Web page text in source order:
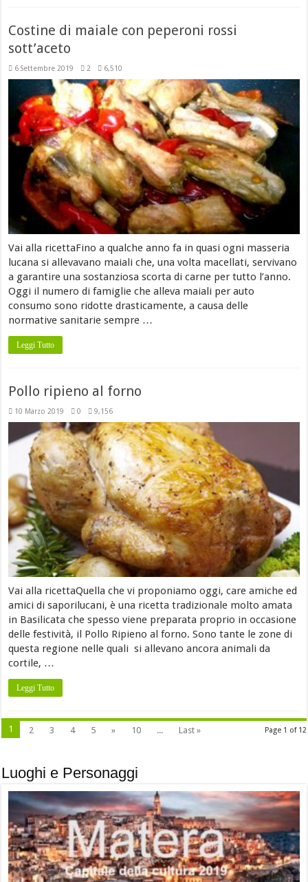
Costine di maiale con peperoni rossi
sott’aceto
6 Settembre 2019 2 6,510
Vai alla ricettaFino a qualche anno fa in quasi ogni masseria
lucana si allevavano maiali che, una volta macellati, servivano
a garantire una sostanziosa scorta di carne per tutto l’anno.
Oggi il numero di famiglie che alleva maiali per auto
consumo sono ridotte drasticamente, a causa delle
normative sanitarie sempre …
Leggi Tutto
Pollo ripieno al forno
10 Marzo 2019 0 9,156
Vai alla ricettaQuella che vi proponiamo oggi, care amiche ed
amici di saporilucani, è una ricetta tradizionale molto amata
in Basilicata che spesso viene preparata proprio in occasione
delle festività, il Pollo Ripieno al forno. Sono tante le zone di
questa regione nelle quali si allevano ancora animali da
cortile, …
Leggi Tutto
Page 1 of 12
1 2 3 4 5 » 10 ... Last »
Luoghi e Personaggi